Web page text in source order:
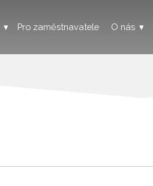
Pro zaměstnavatele O nás